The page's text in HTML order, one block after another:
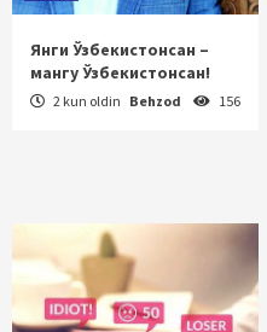
Янги Ўзбекистонсан –
мангу Ўзбекистонсан!
2 kun oldin Behzod 156